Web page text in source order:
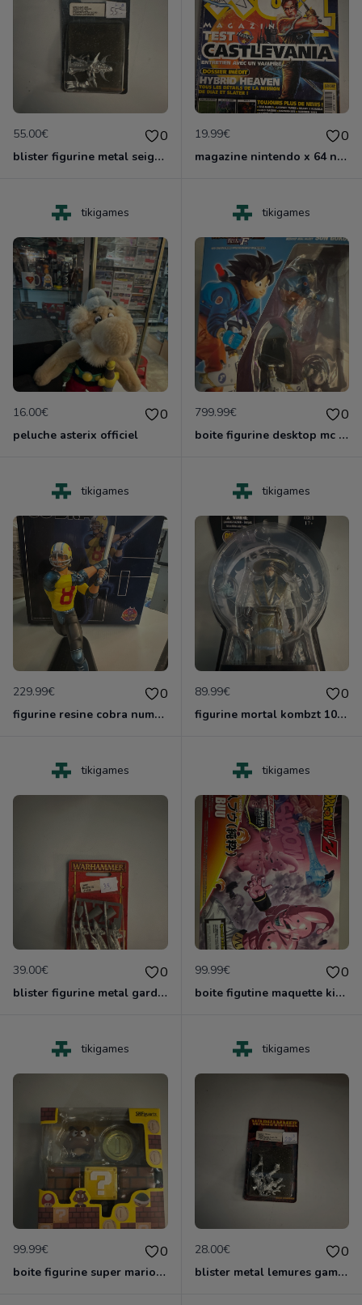
55.00€ 0
blister figurine metal seigeur eldar noir neuf nlister
19.99€ 0
magazine nintendo x 64 no 17
tikigames
16.00€ 0
peluche asterix officiel
tikigames
799.99€ 0
boite figurine desktop mc coy dragonball z sangoku edition z neuf
tikigames
229.99€ 0
figurine resine cobra numerote neuve de karidma toys
tikigames
89.99€ 0
figurine mortal kombzt 10 neuf blister
tikigames
39.00€ 0
blister figurine metal garde laritime lothern gamesworshop neuf blister
tikigames
99.99€ 0
boite figutine maquette kid buu dragonball z neuf
tikigames
99.99€ 0
boite figurine super mario shfiguarts nruve blister
tikigames
28.00€ 0
blister metal lemures games worshop neuf nlister